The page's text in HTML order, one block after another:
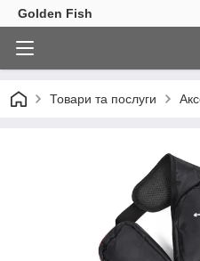
Golden Fish
Товари та послуги